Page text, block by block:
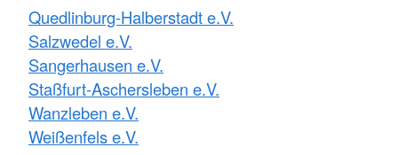
Quedlinburg-Halberstadt e.V.
Salzwedel e.V.
Sangerhausen e.V.
Staßfurt-Aschersleben e.V.
Wanzleben e.V.
Weißenfels e.V.